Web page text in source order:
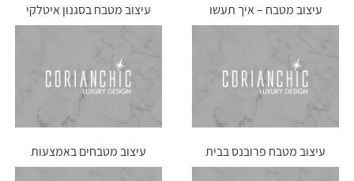
עיצוב מטבח – איך תעשו
זאת כמו שצריך?
עיצוב מטבח בסגנון איטלקי
עיצוב מטבח פרובנס בבית
שלכם
עיצוב מטבחים באמצעות
שיש קוריאן